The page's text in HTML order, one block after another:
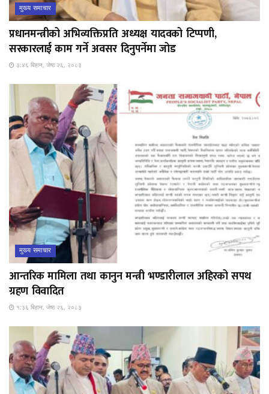
मुख्य समाचार
प्रधानमन्त्रीको अभिव्यक्तिप्रति अध्यक्ष यादवको टिप्पणी,
सरकारलाई काम गर्ने अवसर दिनुपर्नेमा जोड
३:४६ बिहान, जेष्ठ २६, २०८३
मुख्य समाचार
आन्तरिक मामिला तथा कानुन मन्त्री भण्डारीलाल अहिरको सपथ
ग्रहण विवादित
१:३६ बिहान, जेष्ठ २६, २०८३